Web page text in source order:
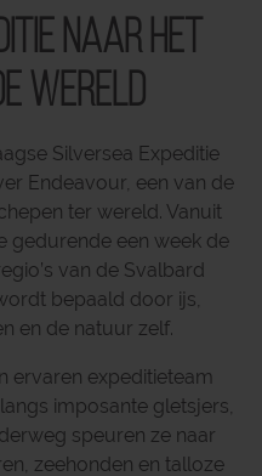
naar het
wereld
Silversea Expeditie
Endeavour, een van de
ter wereld. Vanuit
gedurende een week de
van de Svalbard
bepaald door ijs,
en de natuur zelf.
ervaren expeditieteam
imposante gletsjers,
speuren ze naar
zeehonden en talloze